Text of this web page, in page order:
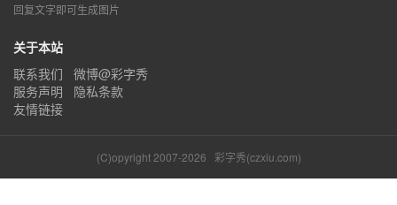
回复文字即可生成图片
关于本站
联系我们
微博@彩字秀
服务声明
隐私条款
友情链接
(C)opyright 2007-2026 彩字秀(czxiu.com)